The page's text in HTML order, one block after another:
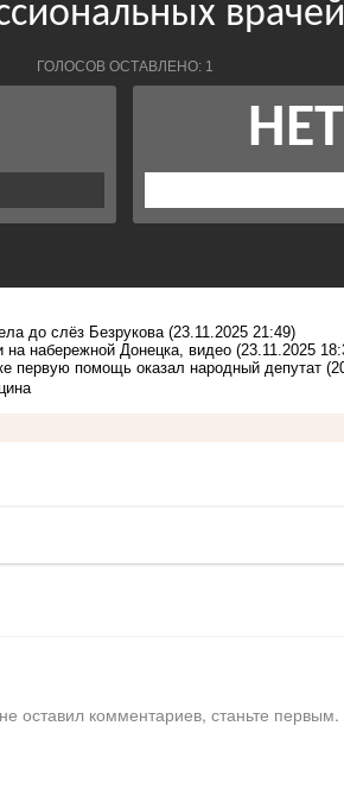
до слёз Безрукова (23.11.2025 21:49)
набережной Донецка, видео (23.11.2025
первую помощь оказал народный депутат
оставил комментариев, станьте первым.